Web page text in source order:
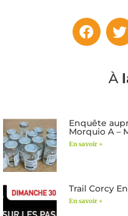
À
Enquête
Morquio A –
En savoir +
Trail Corcy
En savoir +